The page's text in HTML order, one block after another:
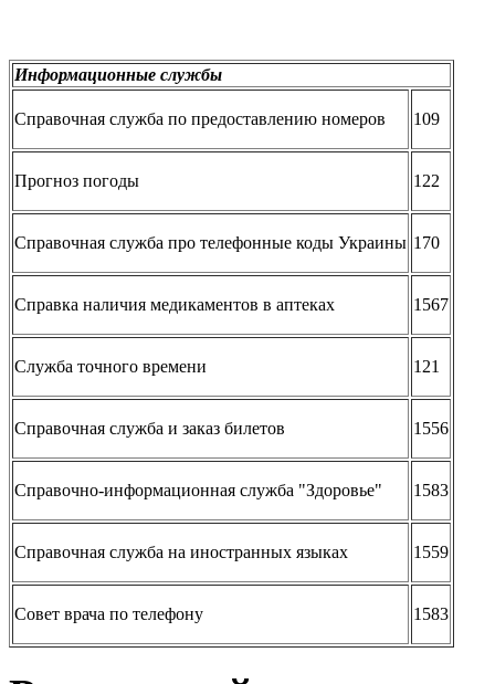
Информационные службы
Справочная служба по предоставлению номеров 109
Прогноз погоды 122
Справочная служба про телефонные коды Украины 170
Справка наличия медикаментов в аптеках 1567
Служба точного времени 121
Справочная служба и заказ билетов 1556
Справочно-информационная служба "Здоровье" 1583
Справочная служба на иностранных языках 1559
Совет врача по телефону 1583